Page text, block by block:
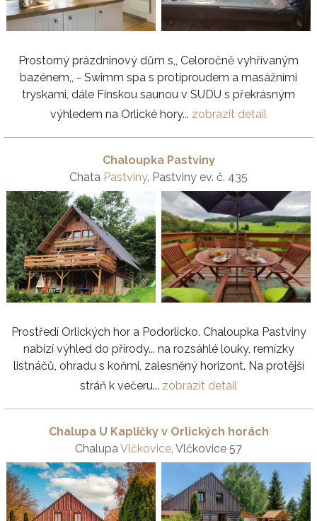
Prostorný prázdninový dům s,, Celoročně vyhřívaným
bazénem,, - Swimm spa s protiproudem a masážními
tryskami, dále Finskou saunou v SUDU s překrásným
výhledem na Orlické hory... zobrazit detail
Chaloupka Pastviny
Chata Pastviny, Pastviny ev. č. 435
Prostředí Orlických hor a Podorlicko. Chaloupka Pastviny
nabízí výhled do přírody... na rozsáhlé louky, remízky
listnáčů, ohradu s koňmi, zalesněný horizont. Na protější
stráň k večeru... zobrazit detail
Chalupa U Kapličky v Orlických horách
ChalupaVlčkovice, Vlčkovice 57